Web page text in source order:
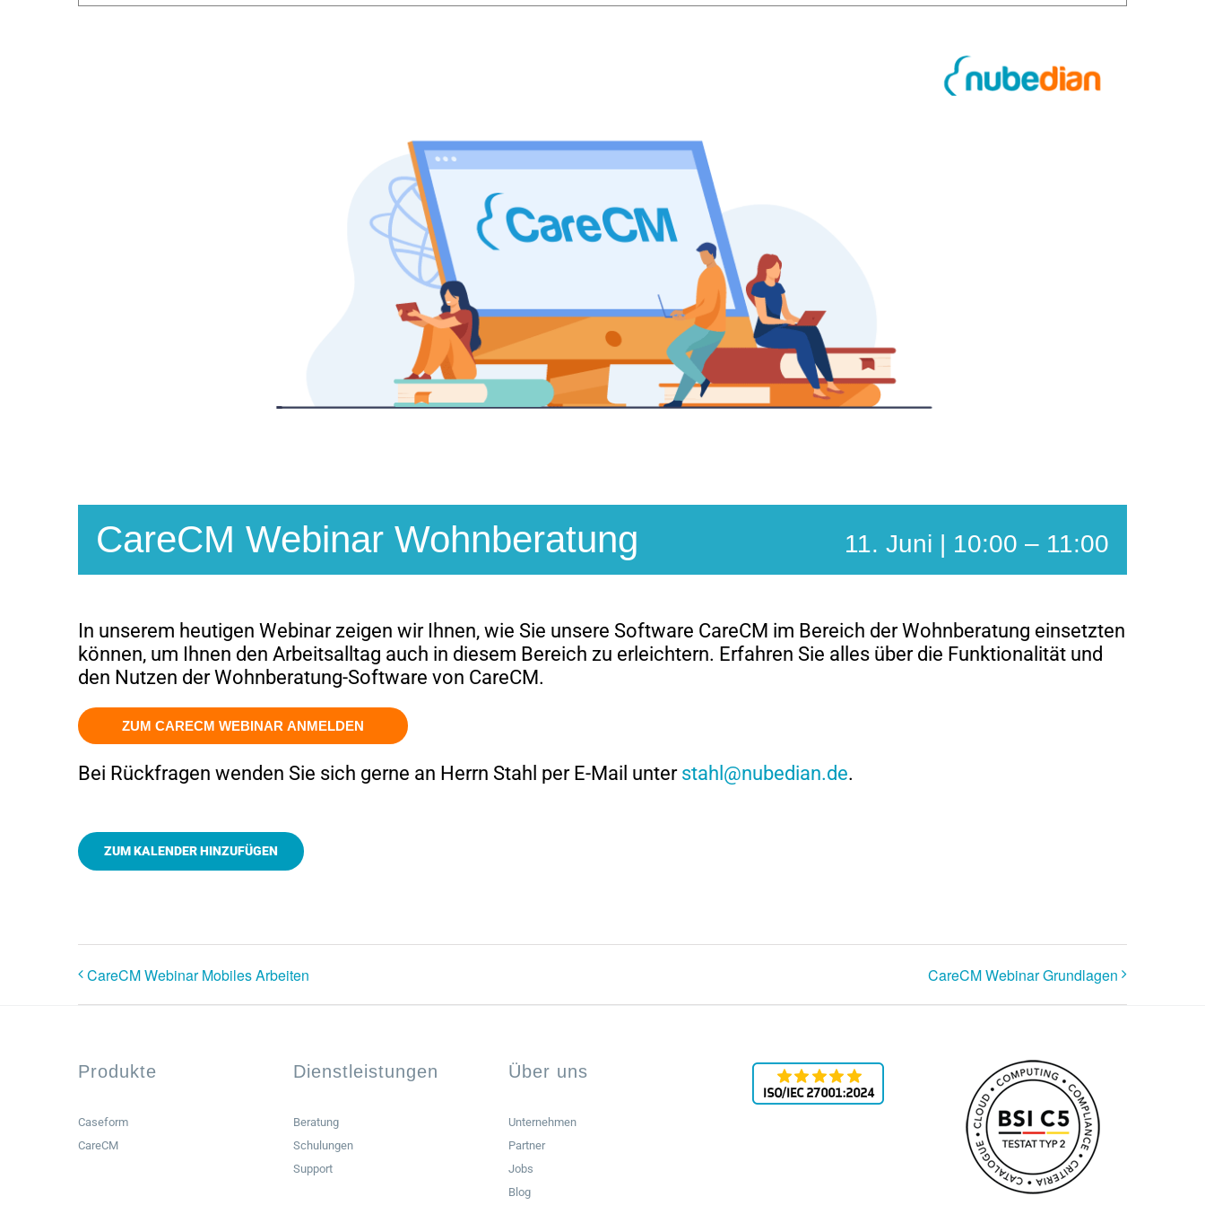
CareCM Webinar Wohnberatung 11. Juni | 10:00 – 11:00
In unserem heutigen Webinar zeigen wir Ihnen, wie Sie unsere Software CareCM im Bereich der Wohnberatung einsetzten
können, um Ihnen den Arbeitsalltag auch in diesem Bereich zu erleichtern. Erfahren Sie alles über die Funktionalität und
den Nutzen der Wohnberatung-Software von CareCM.
ZUM CARECM WEBINAR ANMELDEN
Bei Rückfragen wenden Sie sich gerne an Herrn Stahl per E-Mail unter stahl@nubedian.de.
ZUM KALENDER HINZUFÜGEN
CareCM Webinar Mobiles Arbeiten CareCM Webinar Grundlagen
Produkte
Caseform
CareCM
Dienstleistungen
Beratung
Schulungen
Support
Über uns
Unternehmen
Partner
Jobs
Blog